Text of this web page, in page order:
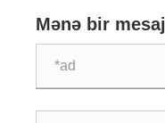
üstünlük verilən qlobal
Mənə bir